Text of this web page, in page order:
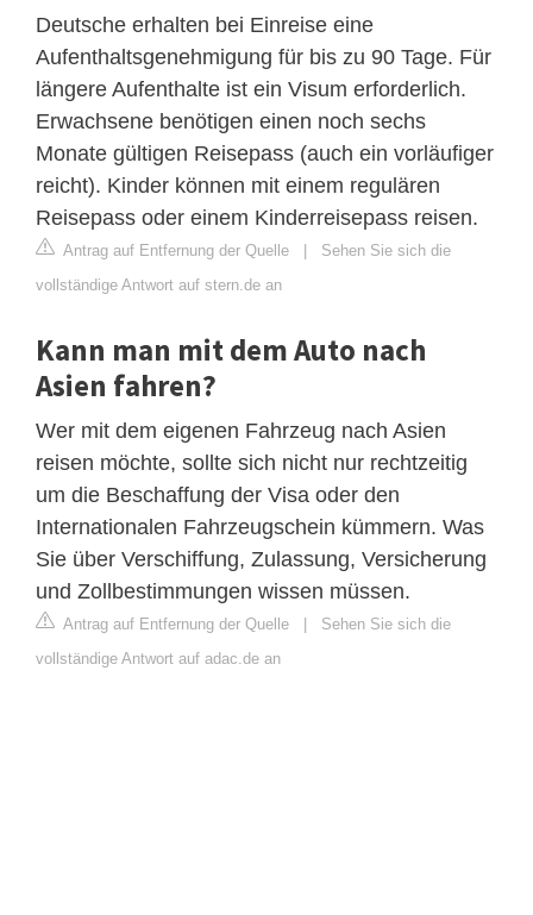
Deutsche erhalten bei Einreise eine
Aufenthaltsgenehmigung für bis zu 90 Tage. Für
längere Aufenthalte ist ein Visum erforderlich.
Erwachsene benötigen einen noch sechs
Monate gültigen Reisepass (auch ein vorläufiger
reicht). Kinder können mit einem regulären
Reisepass oder einem Kinderreisepass reisen.
Antrag auf Entfernung der Quelle | Sehen Sie sich die
vollständige Antwort auf stern.de an
Kann man mit dem Auto nach
Asien fahren?
Wer mit dem eigenen Fahrzeug nach Asien
reisen möchte, sollte sich nicht nur rechtzeitig
um die Beschaffung der Visa oder den
Internationalen Fahrzeugschein kümmern. Was
Sie über Verschiffung, Zulassung, Versicherung
und Zollbestimmungen wissen müssen.
Antrag auf Entfernung der Quelle | Sehen Sie sich die
vollständige Antwort auf adac.de an